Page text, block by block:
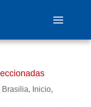
Brasilia, Inicio,